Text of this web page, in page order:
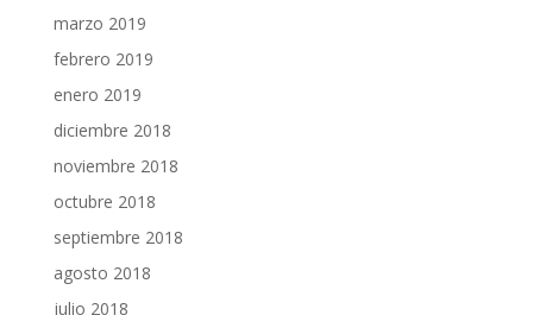
marzo 2019
febrero 2019
enero 2019
diciembre 2018
noviembre 2018
octubre 2018
septiembre 2018
agosto 2018
julio 2018